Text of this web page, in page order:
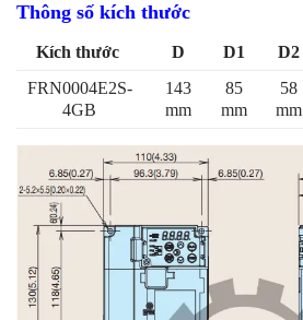
Thông số kích thước
Kích thước D D1
D2
FRN0004E2S-
4GB
143
mm
85
mm
58
mm